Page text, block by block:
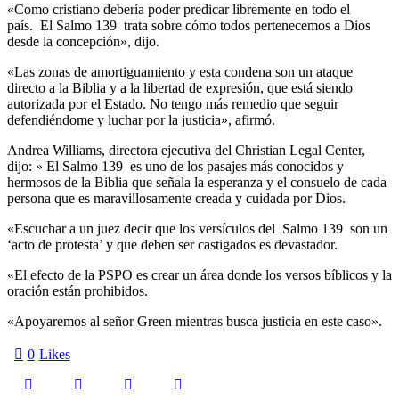
«Como cristiano debería poder predicar libremente en todo el
país. El Salmo 139 trata sobre cómo todos pertenecemos a Dios
desde la concepción», dijo.
«Las zonas de amortiguamiento y esta condena son un ataque
directo a la Biblia y a la libertad de expresión, que está siendo
autorizada por el Estado. No tengo más remedio que seguir
defendiéndome y luchar por la justicia», afirmó.
Andrea Williams, directora ejecutiva del Christian Legal Center,
dijo: » El Salmo 139 es uno de los pasajes más conocidos y
hermosos de la Biblia que señala la esperanza y el consuelo de cada
persona que es maravillosamente creada y cuidada por Dios.
«Escuchar a un juez decir que los versículos del Salmo 139 son un
‘acto de protesta’ y que deben ser castigados es devastador.
«El efecto de la PSPO es crear un área donde los versos bíblicos y la
oración están prohibidos.
«Apoyaremos al señor Green mientras busca justicia en este caso».
0 Likes